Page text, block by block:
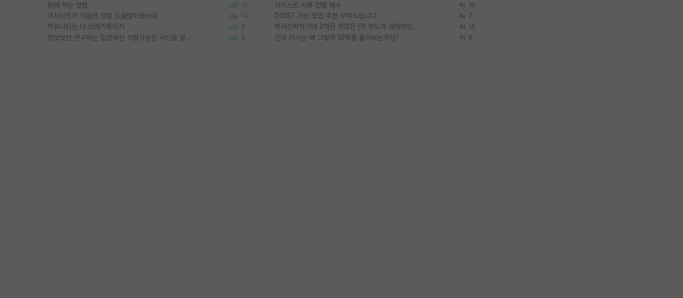
편애 하는 방법 16
이사이트가 처음엔 정말 도움많이됐는데 14
커뮤니티는 다 쓰레기통이지 6
정보보안 연구하는 입장에선 식별가능한 사진을 올리는건 비추이긴함 6
카이스트 서류 전형 배수 10
DGIST 가는 방법 추천 부탁드립니다. 7
박사진학하기에 2억은 괜찮은 (?) 정도의 경제력인가요 15
근데 여기는 왜 그렇게 SPK를 물어보는거임? 9